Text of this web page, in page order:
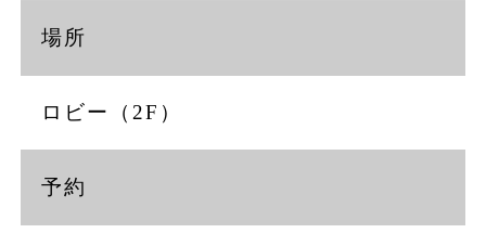
付
場所
ロビー（2F）
予約